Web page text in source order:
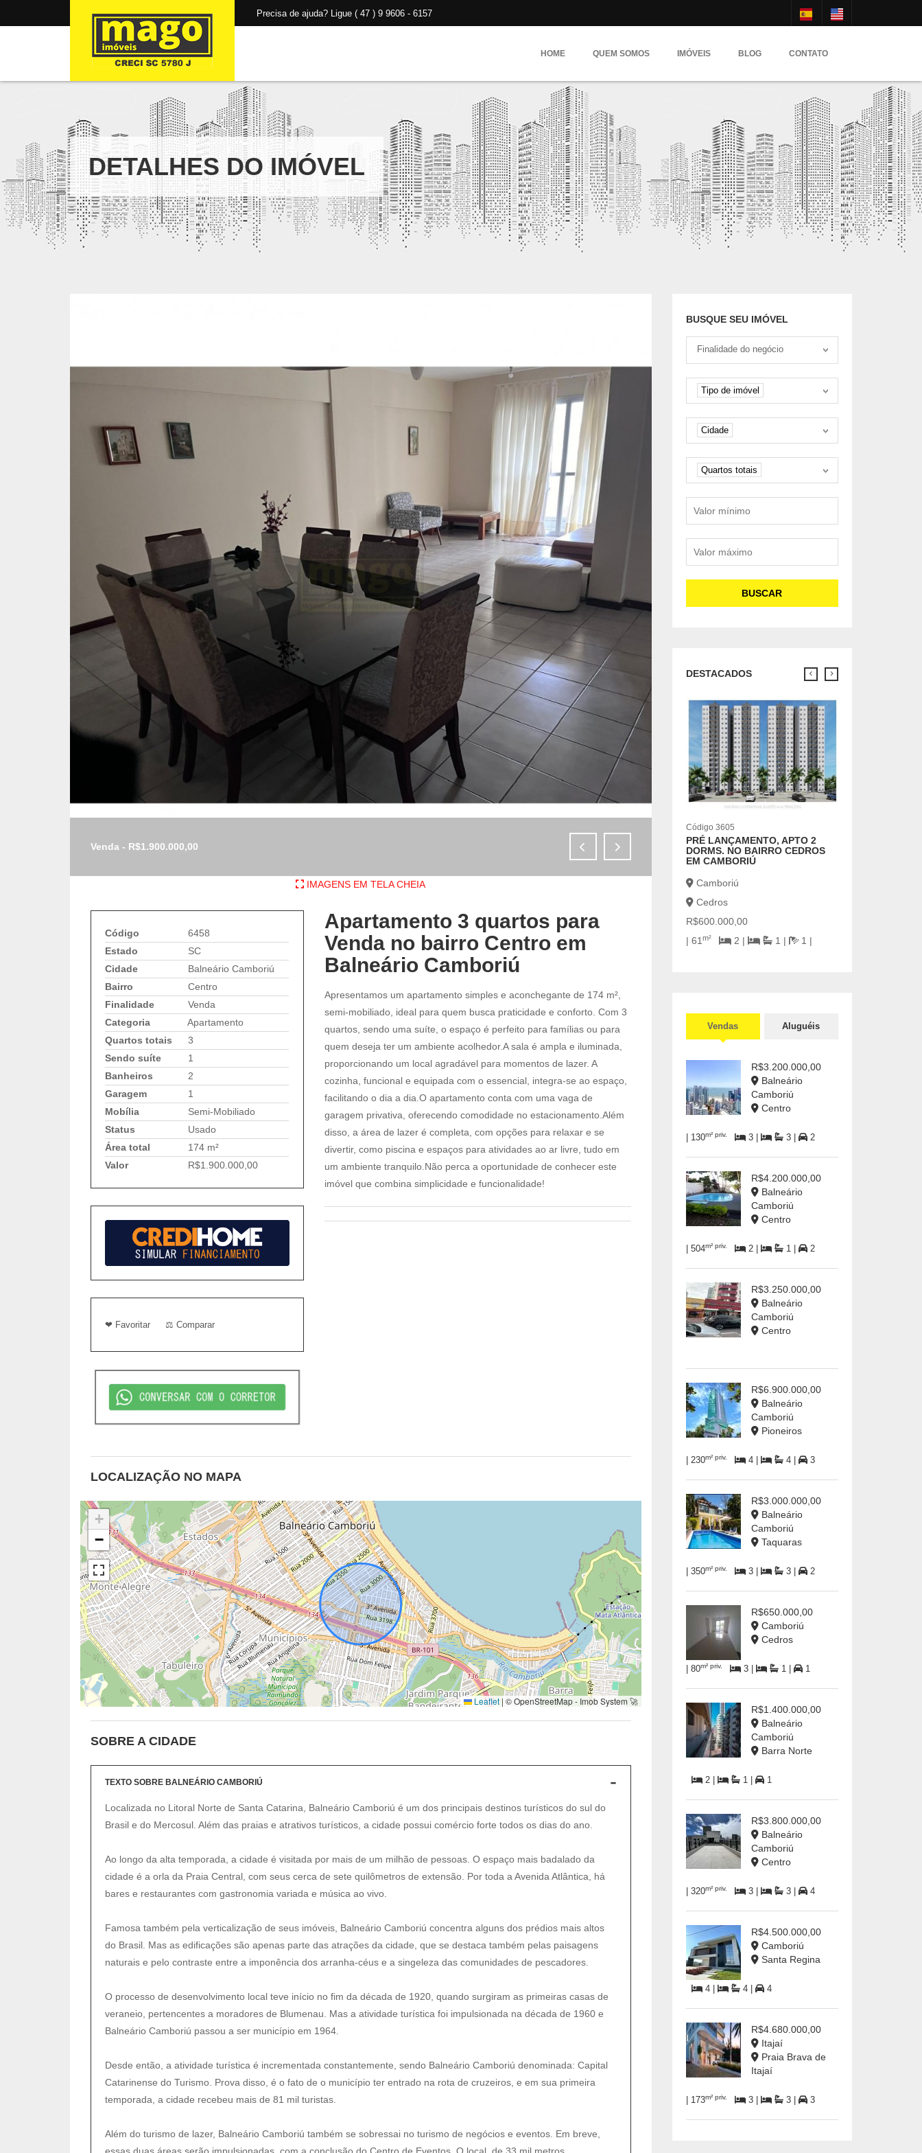
Precisa de ajuda? Ligue ( 47 ) 9 9606 - 6157
HOME QUEM SOMOS IMÓVEIS BLOG CONTATO
DETALHES DO IMÓVEL
Venda - R$1.900.000,00 Venda - R$1.900.000,00
IMAGENS EM TELA CHEIA
Código
6458
Estado
SC
Cidade
Balneário Camboriú
Bairro
Centro
Finalidade
Venda
Categoria
Apartamento
Quartos totais
3
Sendo suíte
1
Banheiros
2
Garagem
1
Mobília
Semi-Mobiliado
Status
Usado
Área total
174 m²
Valor
R$1.900.000,00
❤ Favoritar ⚖ Comparar
Apartamento 3 quartos para
Venda no bairro Centro em
Balneário Camboriú
Apresentamos um apartamento simples e aconchegante de 174 m²,
semi-mobiliado, ideal para quem busca praticidade e conforto. Com 3
quartos, sendo uma suíte, o espaço é perfeito para famílias ou para
quem deseja ter um ambiente acolhedor.A sala é ampla e iluminada,
proporcionando um local agradável para momentos de lazer. A
cozinha, funcional e equipada com o essencial, integra-se ao espaço,
facilitando o dia a dia.O apartamento conta com uma vaga de
garagem privativa, oferecendo comodidade no estacionamento.Além
disso, a área de lazer é completa, com opções para relaxar e se
divertir, como piscina e espaços para atividades ao ar livre, tudo em
um ambiente tranquilo.Não perca a oportunidade de conhecer este
imóvel que combina simplicidade e funcionalidade!
LOCALIZAÇÃO NO MAPA
+
−
Leaflet | © OpenStreetMap - Imob System 🚀
SOBRE A CIDADE
TEXTO SOBRE BALNEÁRIO CAMBORIÚ
Localizada no Litoral Norte de Santa Catarina, Balneário Camboriú é um dos principais destinos turísticos do sul do
Brasil e do Mercosul. Além das praias e atrativos turísticos, a cidade possui comércio forte todos os dias do ano.
Ao longo da alta temporada, a cidade é visitada por mais de um milhão de pessoas. O espaço mais badalado da
cidade é a orla da Praia Central, com seus cerca de sete quilômetros de extensão. Por toda a Avenida Atlântica, há
bares e restaurantes com gastronomia variada e música ao vivo.
Famosa também pela verticalização de seus imóveis, Balneário Camboriú concentra alguns dos prédios mais altos
do Brasil. Mas as edificações são apenas parte das atrações da cidade, que se destaca também pelas paisagens
naturais e pelo contraste entre a imponência dos arranha-céus e a singeleza das comunidades de pescadores.
O processo de desenvolvimento local teve início no fim da década de 1920, quando surgiram as primeiras casas de
veraneio, pertencentes a moradores de Blumenau. Mas a atividade turística foi impulsionada na década de 1960 e
Balneário Camboriú passou a ser município em 1964.
Desde então, a atividade turística é incrementada constantemente, sendo Balneário Camboriú denominada: Capital
Catarinense do Turismo. Prova disso, é o fato de o município ter entrado na rota de cruzeiros, e em sua primeira
temporada, a cidade recebeu mais de 81 mil turistas.
Além do turismo de lazer, Balneário Camboriú também se sobressai no turismo de negócios e eventos. Em breve,
essas duas áreas serão impulsionadas, com a conclusão do Centro de Eventos. O local, de 33 mil metros
BUSQUE SEU IMÓVEL
Tipo negociação
Finalidade do negócio
Tipo de imóvel
Tipo de imóvel
Cidade
Cidade
Quartos
Quartos totais
BUSCAR
DESTACADOS
Código 3605
PRÉ LANÇAMENTO, APTO 2
DORMS. NO BAIRRO CEDROS
EM CAMBORIÚ
Camboriú
Cedros
R$600.000,00
| 61 m² 2 | 1 | 1 |
Vendas Aluguéis
R$3.200.000,00
Balneário
Camboriú
Centro
| 130m² priv. 3 | 3 | 2
R$4.200.000,00
Balneário
Camboriú
Centro
| 504m² priv. 2 | 1 | 2
R$3.250.000,00
Balneário
Camboriú
Centro
R$6.900.000,00
Balneário
Camboriú
Pioneiros
| 230m² priv. 4 | 4 | 3
R$3.000.000,00
Balneário
Camboriú
Taquaras
| 350m² priv. 3 | 3 | 2
R$650.000,00
Camboriú
Cedros
| 80m² priv. 3 | 1 | 1
R$1.400.000,00
Balneário
Camboriú
Barra Norte
2 | 1 | 1
R$3.800.000,00
Balneário
Camboriú
Centro
| 320m² priv. 3 | 3 | 4
R$4.500.000,00
Camboriú
Santa Regina
4 | 4 | 4
R$4.680.000,00
Itajaí
Praia Brava de
Itajaí
| 173m² priv. 3 | 3 | 3